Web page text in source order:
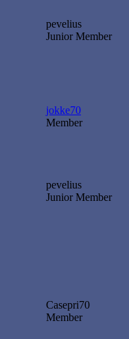
pevelius
Junior Member
jokke70
Member
pevelius
Junior Member
Casepri70
Member